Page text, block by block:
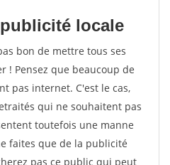
locale
bon de mettre tous ses
! Pensez que beaucoup de
pas internet. C'est le cas,
qui ne souhaitent pas
toutefois une manne
faites que de la publicité
pas ce public qui peut